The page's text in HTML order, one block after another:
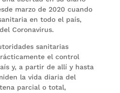
marzo de 2020 cuando
en todo el país,
Coronavirus.
sanitarias
el control
y, a partir de allí y hasta
la vida diaria del
parcial o total,